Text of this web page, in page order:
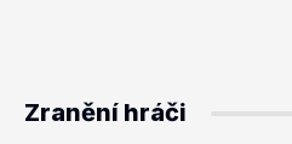
Zranění hráči